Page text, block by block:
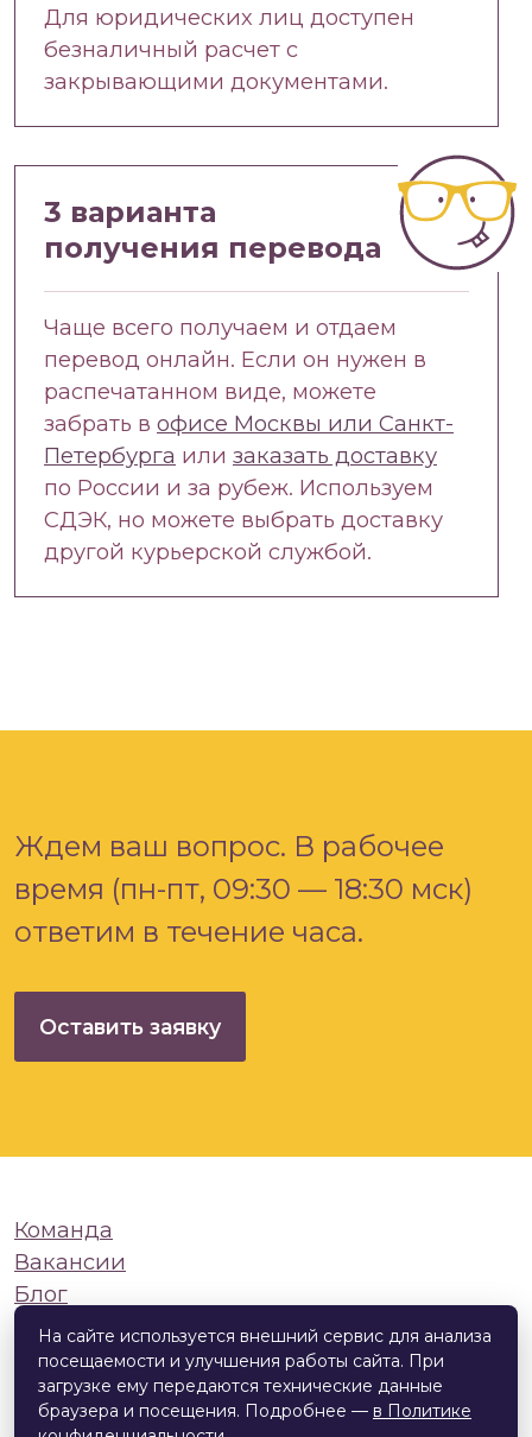
Для юридических лиц доступен
безналичный расчет с
закрывающими документами.
3 варианта
получения перевода
Чаще всего получаем и отдаем
перевод онлайн. Если он нужен в
распечатанном виде, можете
забрать в офисе Москвы или Санкт-
Петербурга или заказать доставку
по России и за рубеж. Используем
СДЭК, но можете выбрать доставку
другой курьерской службой.
Ждем ваш вопрос. В рабочее
время (пн-пт, 09:30 — 18:30 мск)
ответим в течение часа.
Оставить заявку
Команда
Вакансии
Блог
© 2026English Geeks
Политика конфиденциальности и
обработки персональных данных
На сайте используется внешний сервис для анализа
посещаемости и улучшения работы сайта. При
загрузке ему передаются технические данные
браузера и посещения. Подробнее — в Политике